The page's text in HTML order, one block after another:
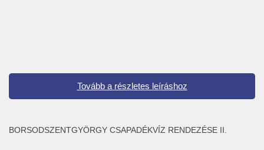
Tovább a részletes leíráshoz
BORSODSZENTGYÖRGY CSAPADÉKVÍZ RENDEZÉSE II.